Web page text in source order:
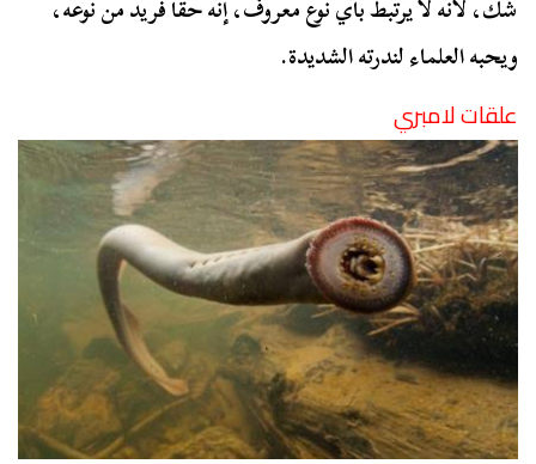
شك، لأنه لا يرتبط بأي نوع معروف، إنه حقًا فريد من نوعه،
ويحبه العلماء لندرته الشديدة.
علقات لامبري